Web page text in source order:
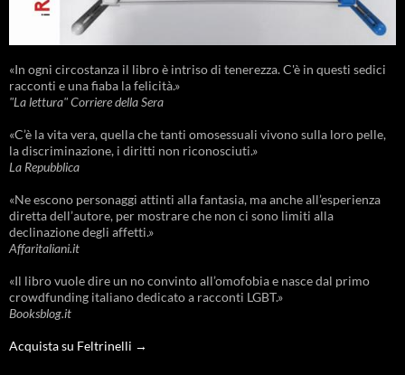
«In ogni circostanza il libro è intriso di tenerezza. C'è in questi sedici
racconti e una fiaba la felicità.»
"La lettura" Corriere della Sera
«C’è la vita vera, quella che tanti omosessuali vivono sulla loro pelle,
la discriminazione, i diritti non riconosciuti.»
La Repubblica
«Ne escono personaggi attinti alla fantasia, ma anche all’esperienza
diretta dell’autore, per mostrare che non ci sono limiti alla
declinazione degli affetti.»
Affaritaliani.it
«Il libro vuole dire un no convinto all’omofobia e nasce dal primo
crowdfunding italiano dedicato a racconti LGBT.»
Booksblog.it
Acquista su Feltrinelli →